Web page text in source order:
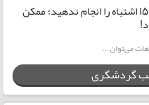
قبل از سفر خارجی این ۱۵ اشتباه را انجام ندهید؛ ممکن
می‌توان ...
گردشگری